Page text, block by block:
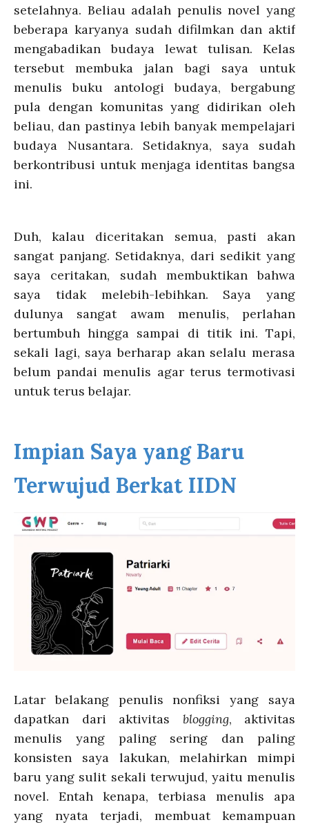
setelahnya. Beliau adalah penulis novel yang
beberapa karyanya sudah difilmkan dan aktif
mengabadikan budaya lewat tulisan. Kelas
tersebut membuka jalan bagi saya untuk
menulis buku antologi budaya, bergabung
pula dengan komunitas yang didirikan oleh
beliau, dan pastinya lebih banyak mempelajari
budaya Nusantara. Setidaknya, saya sudah
berkontribusi untuk menjaga identitas bangsa
ini.
Duh, kalau diceritakan semua, pasti akan
sangat panjang. Setidaknya, dari sedikit yang
saya ceritakan, sudah membuktikan bahwa
saya tidak melebih-lebihkan. Saya yang
dulunya sangat awam menulis, perlahan
bertumbuh hingga sampai di titik ini. Tapi,
sekali lagi, saya berharap akan selalu merasa
belum pandai menulis agar terus termotivasi
untuk terus belajar.
Impian Saya yang Baru
Terwujud Berkat IIDN
Latar belakang penulis nonfiksi yang saya
dapatkan dari aktivitas blogging, aktivitas
menulis yang paling sering dan paling
konsisten saya lakukan, melahirkan mimpi
baru yang sulit sekali terwujud, yaitu menulis
novel. Entah kenapa, terbiasa menulis apa
yang nyata terjadi, membuat kemampuan